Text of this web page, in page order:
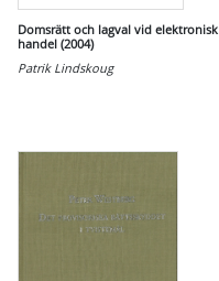
Domsrätt och lagval vid elektronisk
handel (2004)
Patrik Lindskoug